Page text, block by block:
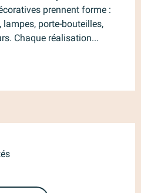
prennent forme :
porte-bouteilles,
Chaque réalisation...